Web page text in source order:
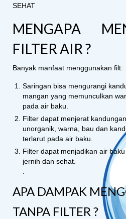
SEHAT
MENGAPA
FILTER AIR ?
Banyak manfaat menggunakan filt:
Saringan bisa mengurangi
mangan yang memunculkan
pada air baku.
Filter dapat menjerat
unorganik, warna, bau dan
terlarut pada air baku.
Filter dapat menjadikan air
jernih dan sehat.
APA DAMPAK
TANPA FILTER ?